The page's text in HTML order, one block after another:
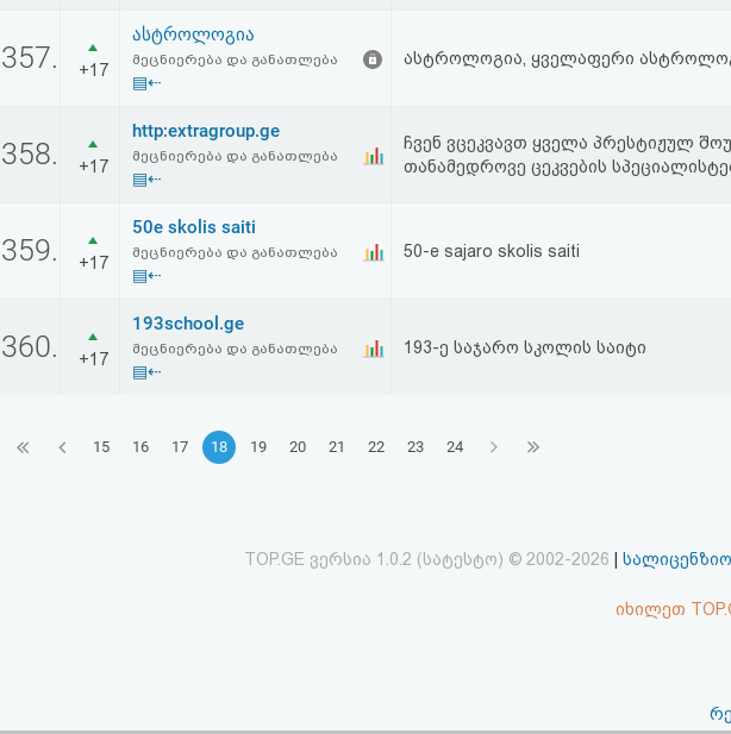
357. +17
ასტროლოგია
მეცნიერება და განათლება
▤⇠
ასტროლოგია, ყველაფერი
358. +17
http:extragroup.ge
მეცნიერება და განათლება
▤⇠
ჩვენ ვცეკვავთ ყველა პრესტიჟულ
თანამედროვე ცეკვების
359. +17
50e skolis saiti
მეცნიერება და განათლება
▤⇠
50-e sajaro skolis saiti
360. +17
193school.ge
მეცნიერება და განათლება
▤⇠
193-ე საჯარო სკოლის საიტი
15 16 17 18 19 20 21 22 23 24
TOP.GE ვერსია 1.0.2 (სატესტო) © 2002-2026
იხილეთ